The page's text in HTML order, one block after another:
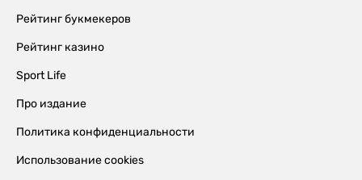
Рейтинг букмекеров
Рейтинг казино
Sport Life
Про издание
Политика конфиденциальности
Использование cookies